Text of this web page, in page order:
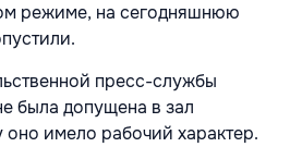
режиме, на сегодняшнюю
пресс-службы
была допущена в зал
оно имело рабочий характер.